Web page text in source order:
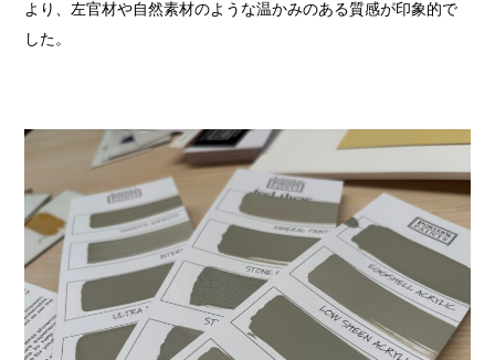
より、左官材や自然素材のような温かみのある質感が印象的で
した。